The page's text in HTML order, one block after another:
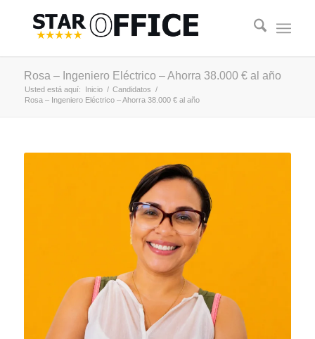
Rosa – Ingeniero Eléctrico – Ahorra 38.000 € al año
Usted está aquí: Inicio / Candidatos /
Rosa – Ingeniero Eléctrico – Ahorra 38.000 € al año